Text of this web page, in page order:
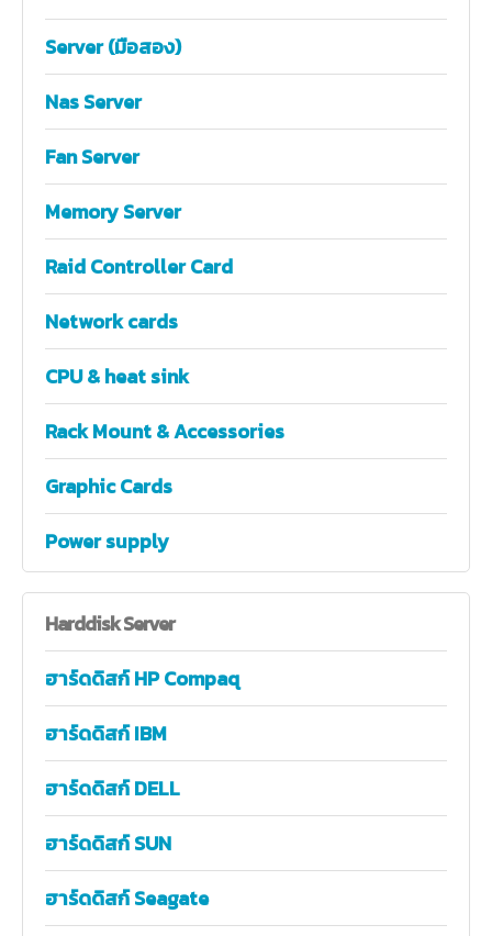
Server (มือสอง)
Nas Server
Fan Server
Memory Server
Raid Controller Card
Network cards
CPU & heat sink
Rack Mount & Accessories
Graphic Cards
Power supply
HarddiskServer
ฮาร์ดดิสก์ HP Compaq
ฮาร์ดดิสก์ IBM
ฮาร์ดดิสก์ DELL
ฮาร์ดดิสก์ SUN
ฮาร์ดดิสก์ Seagate